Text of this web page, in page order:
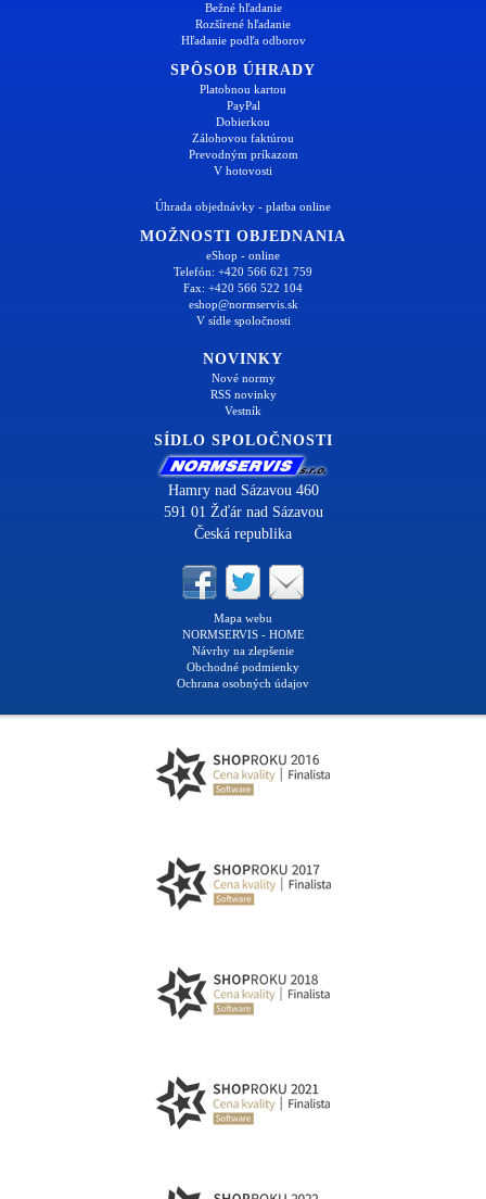
Bežné hľadanie
Rozšírené hľadanie
Hľadanie podľa odborov
SPÔSOB ÚHRADY
Platobnou kartou
PayPal
Dobierkou
Zálohovou faktúrou
Prevodným príkazom
V hotovosti
Úhrada objednávky - platba online
MOŽNOSTI OBJEDNANIA
eShop - online
Telefón: +420 566 621 759
Fax: +420 566 522 104
eshop@normservis.sk
V sídle spoločnosti
NOVINKY
Nové normy
RSS novinky
Vestník
SÍDLO SPOLOČNOSTI
Hamry nad Sázavou 460
591 01 Žďár nad Sázavou
Česká republika
Mapa webu
NORMSERVIS - HOME
Návrhy na zlepšenie
Obchodné podmienky
Ochrana osobných údajov